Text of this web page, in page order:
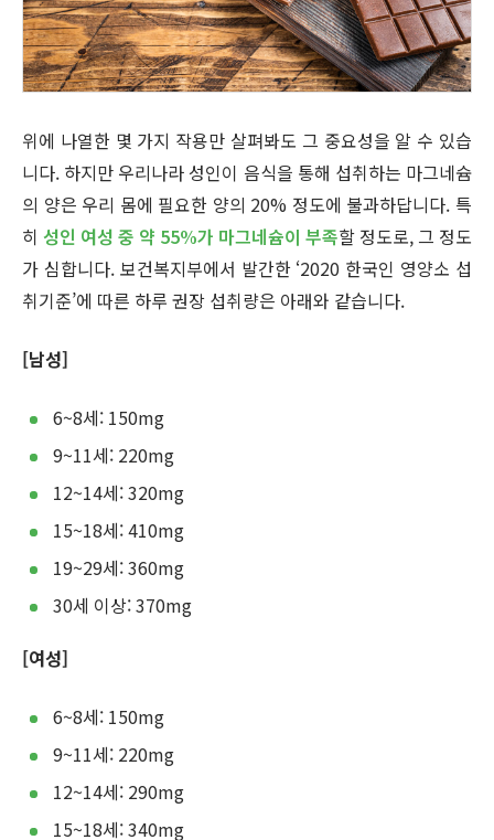
위에 나열한 몇 가지 작용만 살펴봐도 그 중요성을 알 수 있습
니다. 하지만 우리나라 성인이 음식을 통해 섭취하는 마그네슘
의 양은 우리 몸에 필요한 양의 20% 정도에 불과하답니다. 특
히 성인 여성 중 약 55%가 마그네슘이 부족할 정도로, 그 정도
가 심합니다. 보건복지부에서 발간한 ‘2020 한국인 영양소 섭
취기준’에 따른 하루 권장 섭취량은 아래와 같습니다.
[남성]
6~8세: 150mg
9~11세: 220mg
12~14세: 320mg
15~18세: 410mg
19~29세: 360mg
30세 이상: 370mg
[여성]
6~8세: 150mg
9~11세: 220mg
12~14세: 290mg
15~18세: 340mg